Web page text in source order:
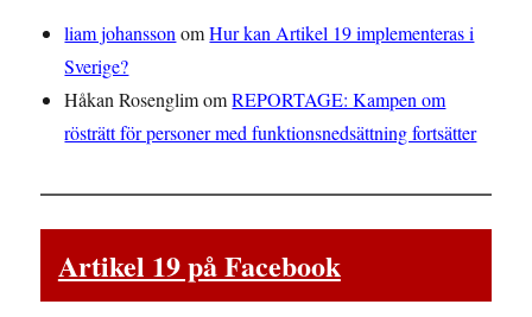
liam johanssonomHur kan Artikel 19 implementeras i
Sverige?
Håkan RosenglimomREPORTAGE: Kampen om
rösträtt för personer med funktionsnedsättning fortsätter
Artikel 19 på Facebook